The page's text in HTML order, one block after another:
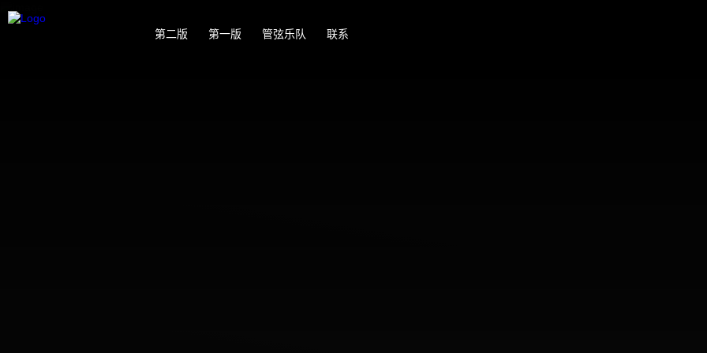
第二版 第一版 管弦乐队 联系